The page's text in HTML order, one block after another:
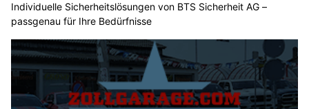
Individuelle Sicherheitslösungen von BTS Sicherheit AG –
passgenau für Ihre Bedürfnisse